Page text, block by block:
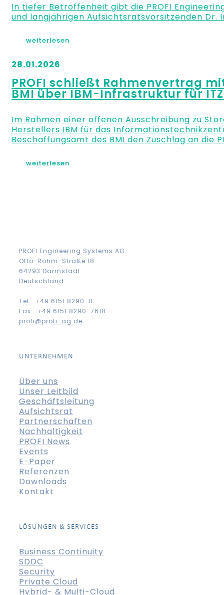
In tiefer Betroffenheit gibt die PROFI
und langjährigen Aufsichtsratsvorsitzenden Dr.
weiterlesen
28.01.2026
PROFI schließt Rahmenvertrag
BMI über IBM-Infrastruktur für
Im Rahmen einer offenen Ausschreibung zu
Herstellers IBM für das
Beschaffungsamt des BMI den Zuschlag an die
weiterlesen
PROFI Engineering Systems AG
Otto-Röhm-Straße 18
64293 Darmstadt
Deutschland
Tel.: +49 6151 8290-0
Fax.: +49 6151 8290-7610
profi@profi-ag.de
UNTERNEHMEN
Über uns
Unser Leitbild
Geschäftsleitung
Aufsichtsrat
Partnerschaften
Nachhaltigkeit
PROFI News
Events
E-Paper
Referenzen
Downloads
Kontakt
LÖSUNGEN & SERVICES
Business Continuity
SDDC
Security
Private Cloud
Hybrid- & Multi-Cloud